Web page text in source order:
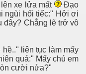
xe lửa mất
Đạo
ngùi hối tiếc:" Hởi ơi
đây? Chẳng lẽ trở vô
liên tục làm mấy
quá:" Mấy chú em
cười nửa?"